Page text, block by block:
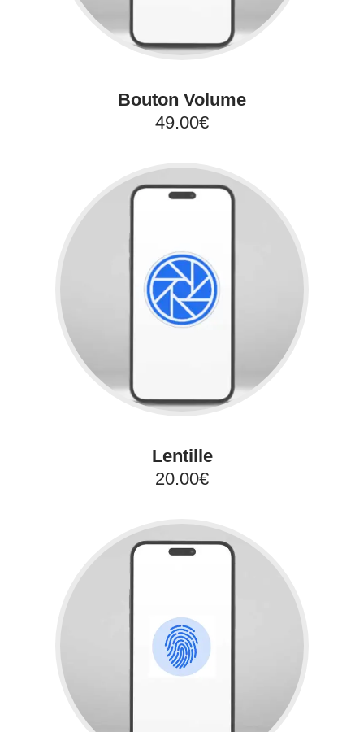
Bouton Volume
49.00€
Lentille
20.00€